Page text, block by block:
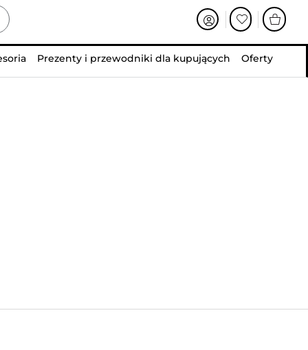
Prezenty i przewodniki dla kupujących Oferty